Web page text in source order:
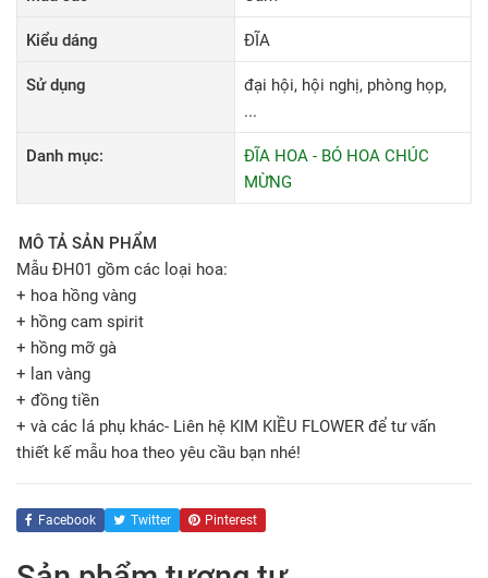
Kiểu dáng ĐĨA
Sử dụng
đại hội, hội nghị, phòng họp,
...
Danh mục:
ĐĨA HOA - BÓ HOA CHÚC
MỪNG
MÔ TẢ SẢN PHẨM
Mẫu ĐH01 gồm các loại hoa:
+ hoa hồng vàng
+ hồng cam spirit
+ hồng mỡ gà
+ lan vàng
+ đồng tiền
+ và các lá phụ khác- Liên hệ KIM KIỀU FLOWER để tư vấn
thiết kế mẫu hoa theo yêu cầu bạn nhé!
Facebook Twitter Pinterest